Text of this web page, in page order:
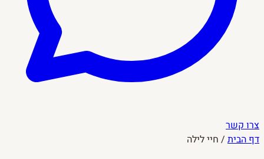
צרו קשר
דף הבית / חיי לילה